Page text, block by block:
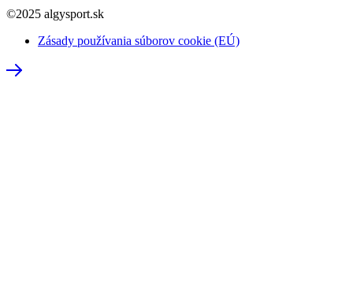
©2025 algysport.sk
Zásady používania súborov cookie (EÚ)